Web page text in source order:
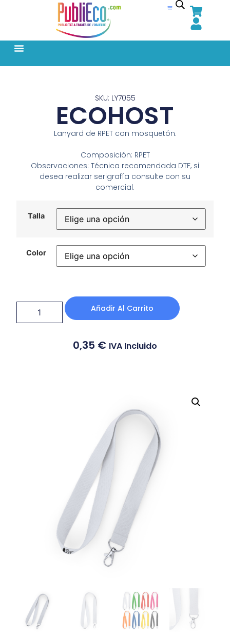
SKU: LY7055
ECOHOST
Lanyard de RPET con mosquetón.
Composición: RPET
Observaciones: Técnica recomendada DTF, si
desea realizar serigrafía consulte con su
comercial.
Talla
Color
Añadir Al Carrito
0,35 € IVA Incluido